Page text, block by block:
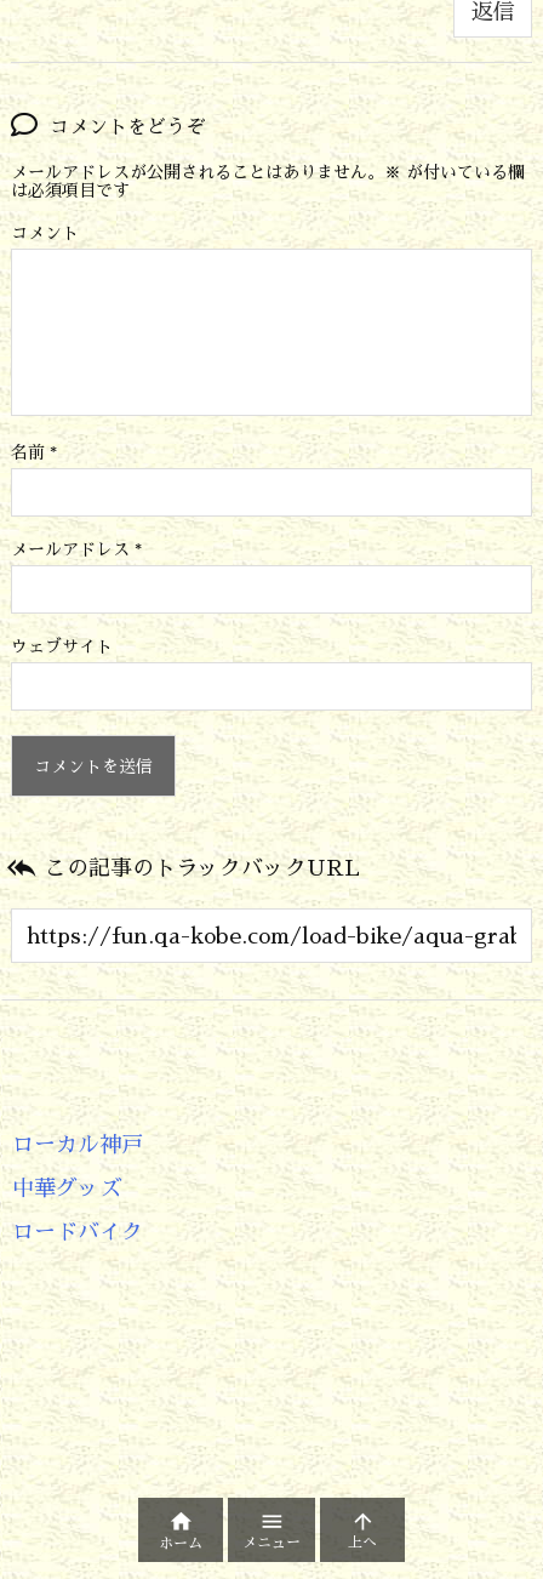
返信
コメントをどうぞ
メールアドレスが公開されることはありません。 ※ が付いている欄
は必須項目です
コメント
名前 *
メールアドレス *
ウェブサイト
 この記事のトラックバックURL
ローカル神戸
中華グッズ
ロードバイク

ホーム

メニュー

上へ